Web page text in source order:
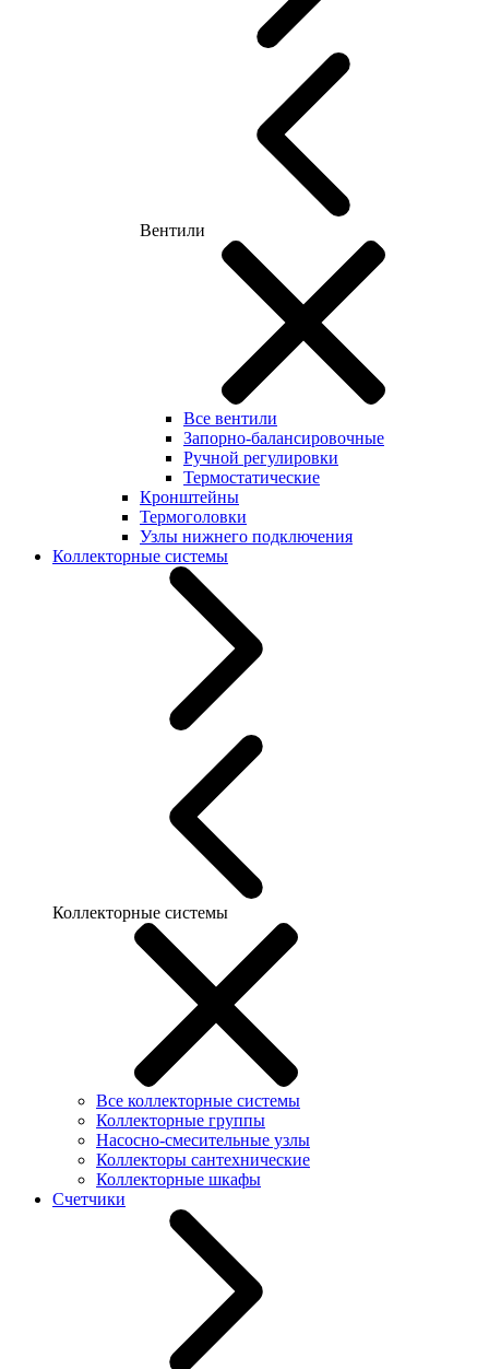
Вентили
Все вентили
Запорно-балансировочные
Ручной регулировки
Термостатические
Кронштейны
Термоголовки
Узлы нижнего подключения
Коллекторные системы
Коллекторные системы
Все коллекторные системы
Коллекторные группы
Насосно-смесительные узлы
Коллекторы сантехнические
Коллекторные шкафы
Счетчики